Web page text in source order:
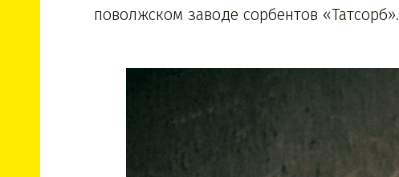
поволжском заводе сорбентов «Татсорб».